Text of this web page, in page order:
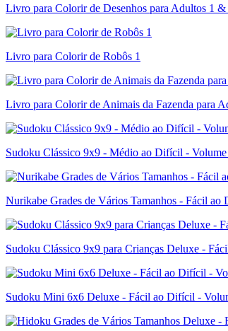
Livro para Colorir de Desenhos para Adultos 1 &
Livro para Colorir de Robôs 1
Livro para Colorir de Animais da Fazenda para
Sudoku Clássico 9x9 - Médio ao Difícil - Volume
Nurikabe Grades de Vários Tamanhos - Fácil
Sudoku Clássico 9x9 para Crianças Deluxe -
Sudoku Mini 6x6 Deluxe - Fácil ao Difícil -